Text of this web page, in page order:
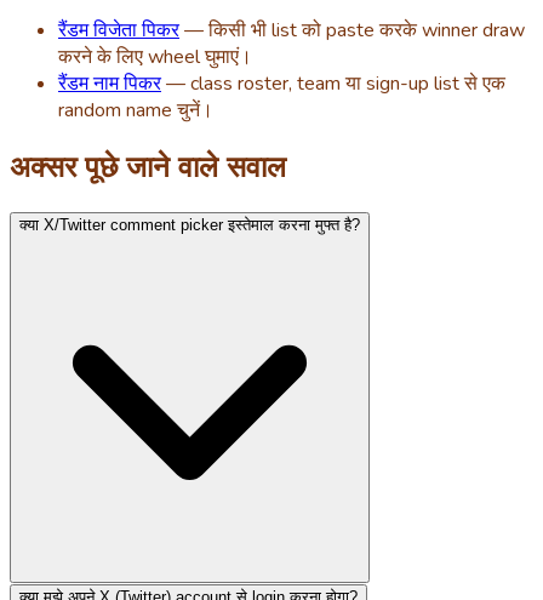
रैंडम विजेता पिकर— किसी भी list को paste करके winner draw
करने के लिए wheel घुमाएं।
रैंडम नाम पिकर— class roster, team या sign-up list से एक
random name चुनें।
अक्सर पूछे जाने वाले सवाल
क्या X/Twitter comment picker इस्तेमाल करना मुफ्त है?